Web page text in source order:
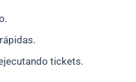
tickets.